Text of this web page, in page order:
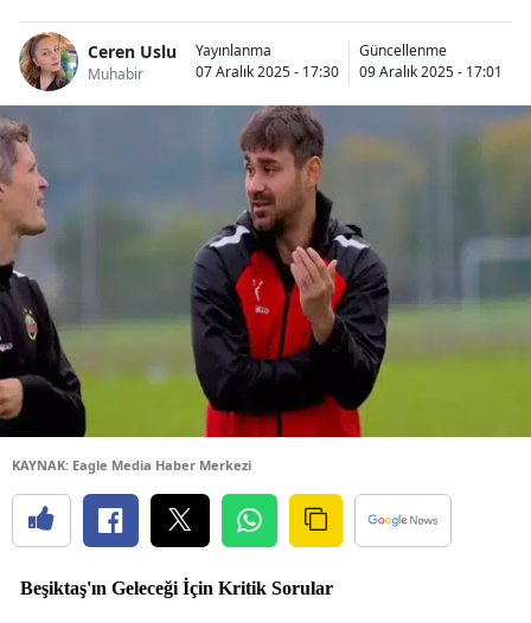
Ceren Uslu
Muhabir
Yayınlanma
07 Aralık 2025 - 17:30
Güncellenme
09 Aralık 2025 - 17:01
KAYNAK: Eagle Media Haber Merkezi
Beşiktaş'ın Geleceği İçin Kritik Sorular